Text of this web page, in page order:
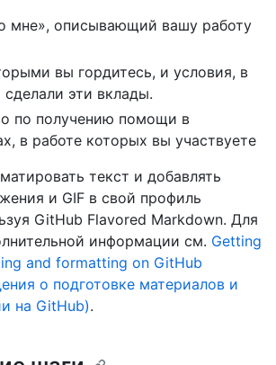
мне», описывающий вашу работу
вы гордитесь, и условия, в
эти вклады.
по получению помощи в
в работе которых вы участвуете
текст и добавлять
и GIF в свой профиль
GitHub Flavored Markdown. Для
информации см. Getting
and formatting on GitHub
о подготовке материалов и
на GitHub).